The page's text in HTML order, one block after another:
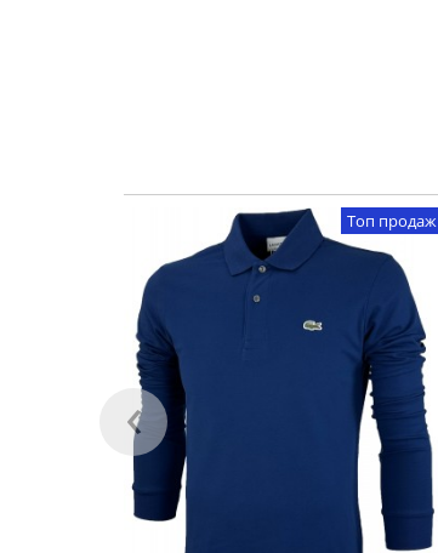
Топ продаж
‹